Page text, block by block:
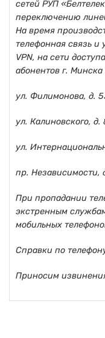
сетей РУП
переключению
На время
телефонная связь и
VPN, на сети доступа
абонентов г.
ул. Филимонова, д.
ул. Калиновского, д.
ул.
пр. Независимости,
При пропадании
экстренным
мобильных
Справки по
Приносим